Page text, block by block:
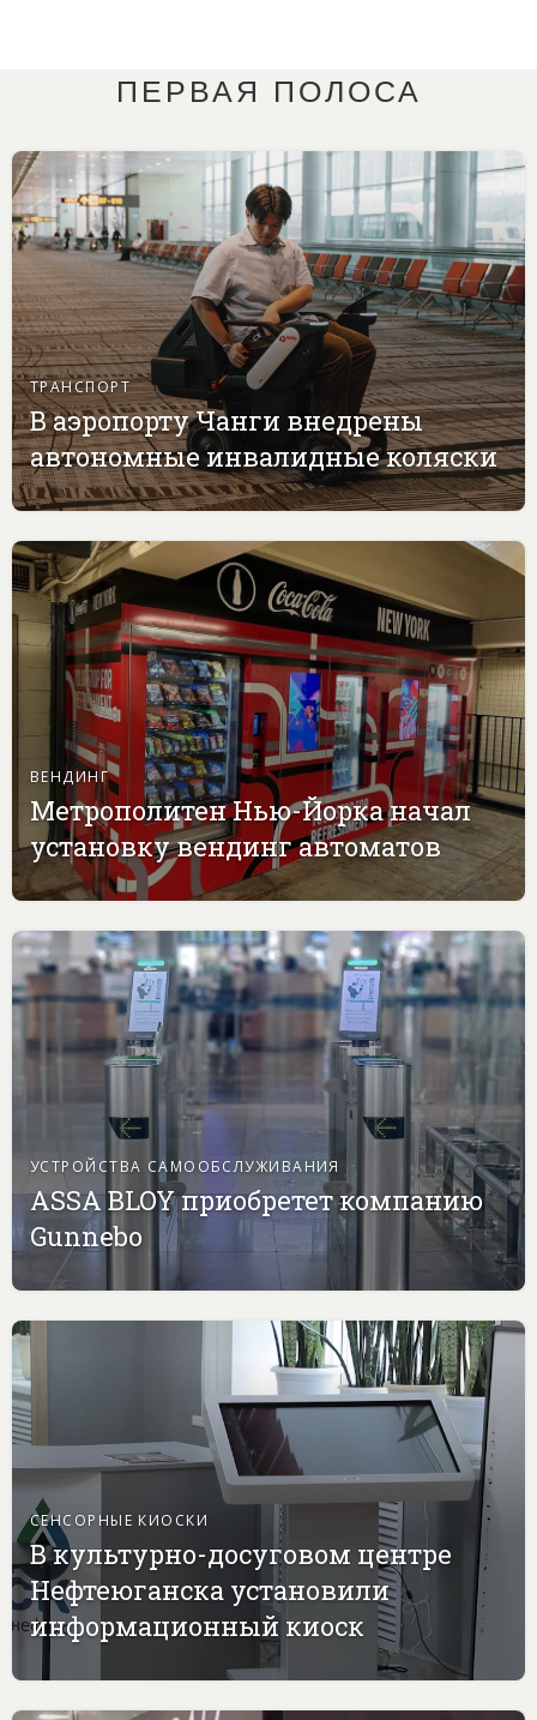
ПЕРВАЯ ПОЛОСА
ТРАНСПОРТ
В аэропорту Чанги внедрены
автономные инвалидные коляски
ВЕНДИНГ
Метрополитен Нью-Йорка начал
установку вендинг автоматов
УСТРОЙСТВА САМООБСЛУЖИВАНИЯ
ASSA BLOY приобретет компанию
Gunnebo
СЕНСОРНЫЕ КИОСКИ
В культурно-досуговом центре
Нефтеюганска установили
информационный киоск